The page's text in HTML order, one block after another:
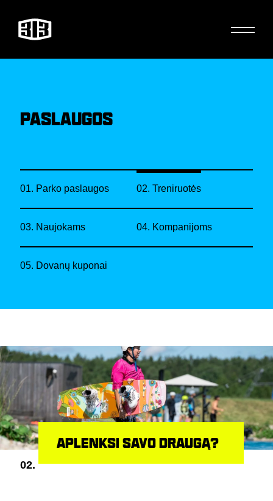
PASLAUGOS
01. Parko paslaugos 02. Treniruotės
03. Naujokams 04. Kompanijoms
05. Dovanų kuponai
02.
APLENKSI SAVO DRAUGĄ?